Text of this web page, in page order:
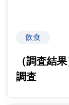
飲食
（調査結
調査